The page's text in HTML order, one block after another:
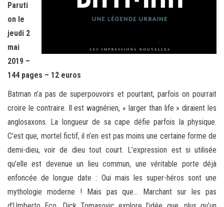
Paruti
on le
jeudi 2
mai
2019 –
144 pages – 12 euros
Batman n’a pas de superpouvoirs et pourtant, parfois on pourrait
croire le contraire. Il est wagnérien, « larger than life » diraient les
anglosaxons. La longueur de sa cape défie parfois la physique.
C’est que, mortel fictif, il n’en est pas moins une certaine forme de
demi-dieu, voir de dieu tout court. L’expression est si utilisée
qu’elle est devenue un lieu commun, une véritable porte déjà
enfoncée de longue date : Oui mais les super-héros sont une
mythologie moderne ! Mais pas que… Marchant sur les pas